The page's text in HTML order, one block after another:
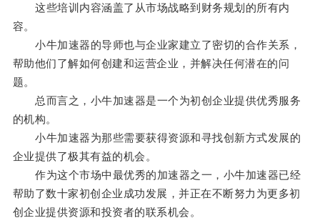
这些培训内容涵盖了从市场战略到财务规划的所有内
容。
小牛加速器的导师也与企业家建立了密切的合作关系，
帮助他们了解如何创建和运营企业，并解决任何潜在的问
题。
总而言之，小牛加速器是一个为初创企业提供优秀服务
的机构。
小牛加速器为那些需要获得资源和寻找创新方式发展的
企业提供了极其有益的机会。
作为这个市场中最优秀的加速器之一，小牛加速器已经
帮助了数十家初创企业成功发展，并正在不断努力为更多初
创企业提供资源和投资者的联系机会。